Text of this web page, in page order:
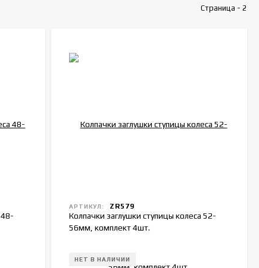
Страница - 2
48-
АРТИКУЛ: ZR579
Колпачки заглушки ступицы колеса 52-
56мм, комплект 4шт.
НЕТ В НАЛИЧИИ